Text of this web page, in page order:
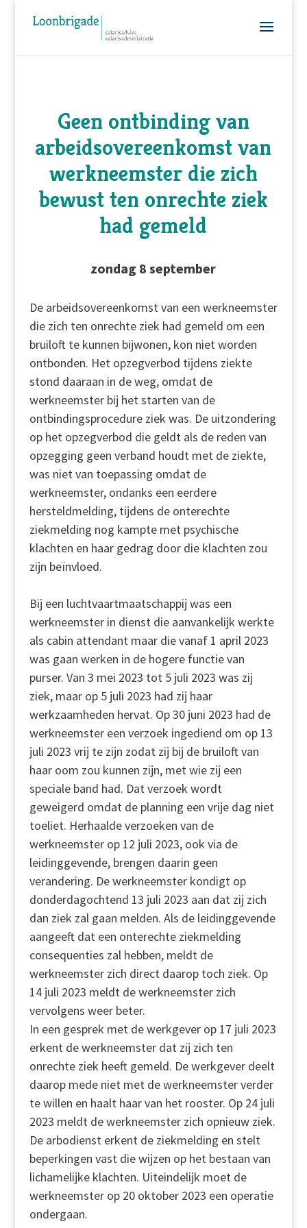
Geen ontbinding van
arbeidsovereenkomst van
werkneemster die zich
bewust ten onrechte ziek
had gemeld
zondag 8 september
De arbeidsovereenkomst van een werkneemster
die zich ten onrechte ziek had gemeld om een
bruiloft te kunnen bijwonen, kon niet worden
ontbonden. Het opzegverbod tijdens ziekte
stond daaraan in de weg, omdat de
werkneemster bij het starten van de
ontbindingsprocedure ziek was. De uitzondering
op het opzegverbod die geldt als de reden van
opzegging geen verband houdt met de ziekte,
was niet van toepassing omdat de
werkneemster, ondanks een eerdere
hersteldmelding, tijdens de onterechte
ziekmelding nog kampte met psychische
klachten en haar gedrag door die klachten zou
zijn beïnvloed.
Bij een luchtvaartmaatschappij was een
werkneemster in dienst die aanvankelijk werkte
als cabin attendant maar die vanaf 1 april 2023
was gaan werken in de hogere functie van
purser. Van 3 mei 2023 tot 5 juli 2023 was zij
ziek, maar op 5 juli 2023 had zij haar
werkzaamheden hervat. Op 30 juni 2023 had de
werkneemster een verzoek ingediend om op 13
juli 2023 vrij te zijn zodat zij bij de bruiloft van
haar oom zou kunnen zijn, met wie zij een
speciale band had. Dat verzoek wordt
geweigerd omdat de planning een vrije dag niet
toeliet. Herhaalde verzoeken van de
werkneemster op 12 juli 2023, ook via de
leidinggevende, brengen daarin geen
verandering. De werkneemster kondigt op
donderdagochtend 13 juli 2023 aan dat zij zich
dan ziek zal gaan melden. Als de leidinggevende
aangeeft dat een onterechte ziekmelding
consequenties zal hebben, meldt de
werkneemster zich direct daarop toch ziek. Op
14 juli 2023 meldt de werkneemster zich
vervolgens weer beter.
In een gesprek met de werkgever op 17 juli 2023
erkent de werkneemster dat zij zich ten
onrechte ziek heeft gemeld. De werkgever deelt
daarop mede niet met de werkneemster verder
te willen en haalt haar van het rooster. Op 24 juli
2023 meldt de werkneemster zich opnieuw ziek.
De arbodienst erkent de ziekmelding en stelt
beperkingen vast die wijzen op het bestaan van
lichamelijke klachten. Uiteindelijk moet de
werkneemster op 20 oktober 2023 een operatie
ondergaan.